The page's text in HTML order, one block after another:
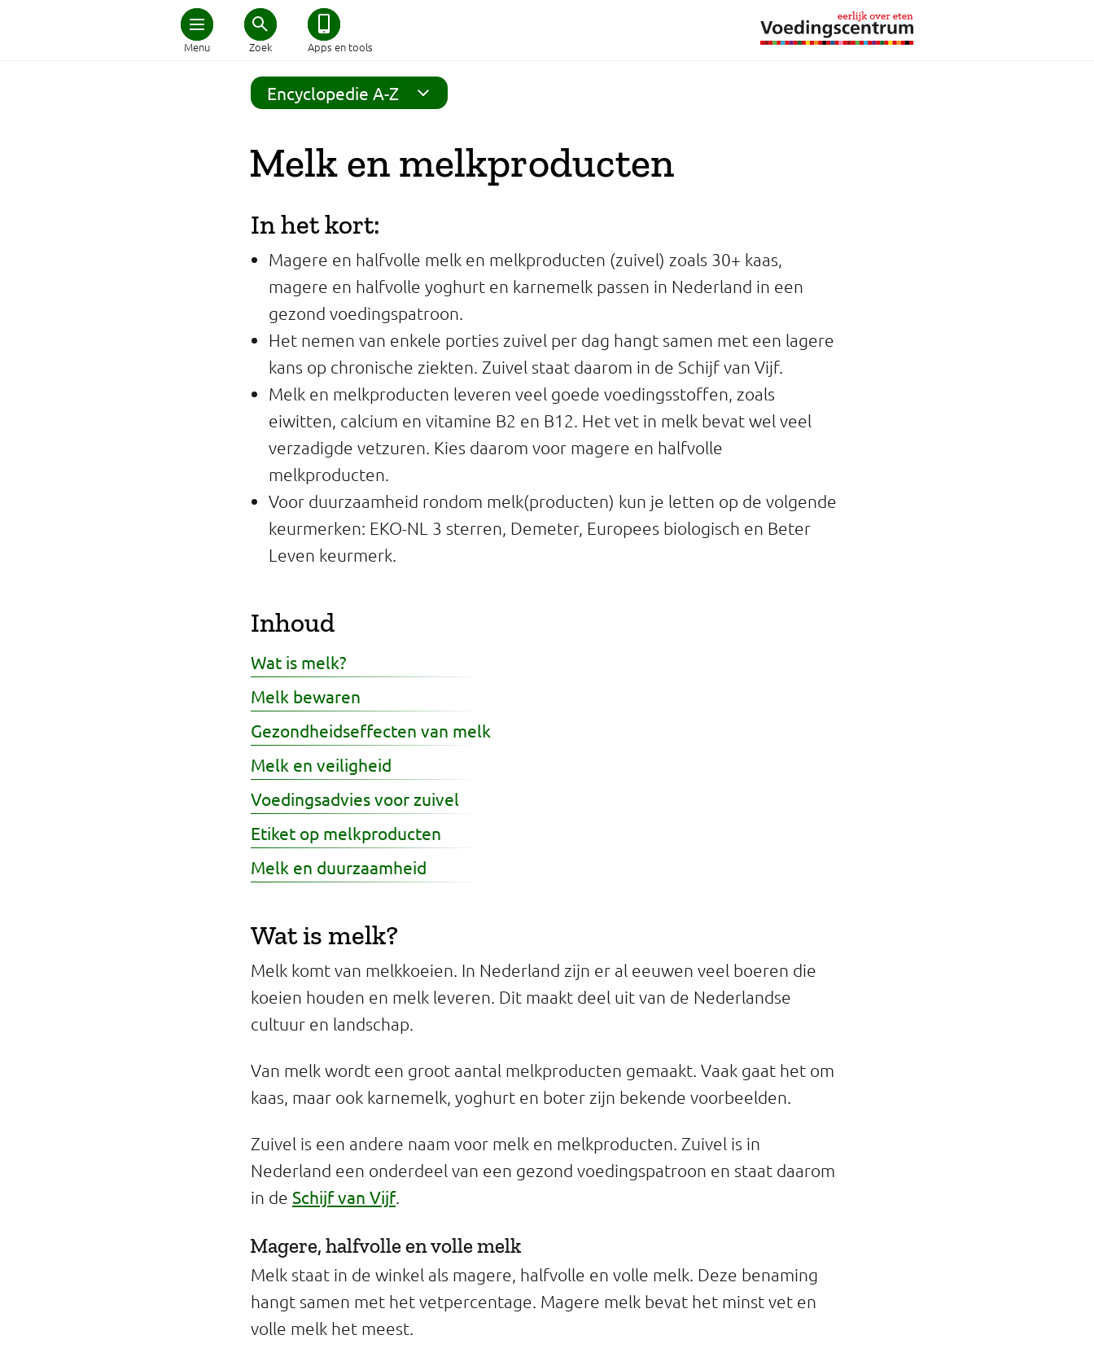
Menu Zoek Apps en tools
Home
Schijf van Vijf
Afvallen
Zwanger en kind
Duurzaam eten
Veilig eten
Professionals
Encyclopedie A-Z
Melk en melkproducten
In het kort:
Magere en halfvolle melk en melkproducten (zuivel) zoals 30+ kaas,
magere en halfvolle yoghurt en karnemelk passen in Nederland in een
gezond voedingspatroon.
Het nemen van enkele porties zuivel per dag hangt samen met een lagere
kans op chronische ziekten. Zuivel staat daarom in de Schijf van Vijf.
Melk en melkproducten leveren veel goede voedingsstoffen, zoals
eiwitten, calcium en vitamine B2 en B12. Het vet in melk bevat wel veel
verzadigde vetzuren. Kies daarom voor magere en halfvolle
melkproducten.
Voor duurzaamheid rondom melk(producten) kun je letten op de volgende
keurmerken: EKO-NL 3 sterren, Demeter, Europees biologisch en Beter
Leven keurmerk.
Inhoud
Wat is melk?
Melk bewaren
Gezondheidseffecten van melk
Melk en veiligheid
Voedingsadvies voor zuivel
Etiket op melkproducten
Melk en duurzaamheid
Wat is melk?
Melk komt van melkkoeien. In Nederland zijn er al eeuwen veel boeren die
koeien houden en melk leveren. Dit maakt deel uit van de Nederlandse
cultuur en landschap.
Van melk wordt een groot aantal melkproducten gemaakt. Vaak gaat het om
kaas, maar ook karnemelk, yoghurt en boter zijn bekende voorbeelden.
Zuivel is een andere naam voor melk en melkproducten. Zuivel is in
Nederland een onderdeel van een gezond voedingspatroon en staat daarom
in de Schijf van Vijf.
Magere, halfvolle en volle melk
Melk staat in de winkel als magere, halfvolle en volle melk. Deze benaming
hangt samen met het vetpercentage. Magere melk bevat het minst vet en
volle melk het meest.